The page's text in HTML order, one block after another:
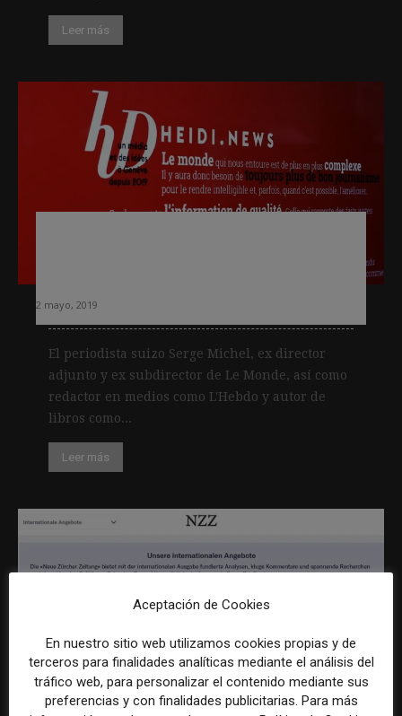
Leer más
2 mayo, 2019
El periodista suizo Serge Michel, ex director
adjunto y ex subdirector de Le Monde, así como
redactor en medios como L'Hebdo y autor de
libros como...
Leer más
Un periódico suizo quintuplica su
tasa de suscripción al cambiar de un
muro de pago normal a uno
personalizado
Aceptación de Cookies
En nuestro sitio web utilizamos cookies propias y de
terceros para finalidades analíticas mediante el análisis del
tráfico web, para personalizar el contenido mediante sus
preferencias y con finalidades publicitarias. Para más